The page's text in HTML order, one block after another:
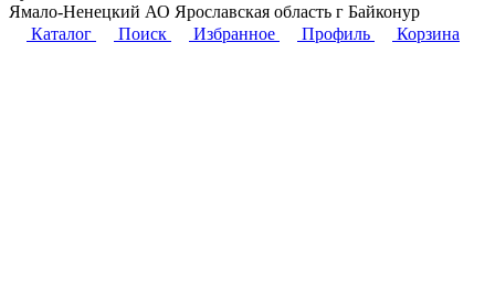
Ямало-Ненецкий АО Ярославская область г Байконур
Каталог
Поиск Избранное Профиль Корзина